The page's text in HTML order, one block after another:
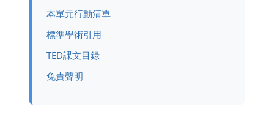
本單元行動清單
標準學術引用
TED課文目録
免責聲明